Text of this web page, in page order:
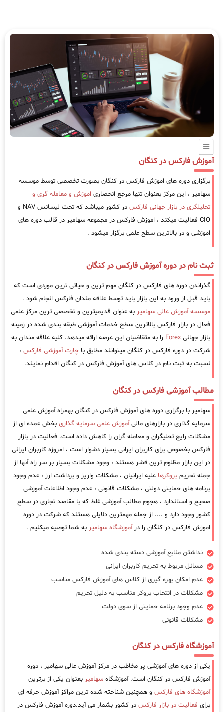
آموزش فارکس در کنگان
برگزاری دوره های اموزش فارکس در کنگان بصورت تخصصی توسط موسسه
سهامیر ، این مرکز بعنوان تنها مرجع انحصاری اموزش و معامله گری و
تحلیلگری در بازار جهانی فارکس
در کشور میباشد که تحت لیسانس NAV و
CIO فعالیت میکند ، اموزش فارکس در مجموعه سهامیر در قالب دوره های
اموزشی و در بالاترین سطح علمی برگزار میشود .
ثبت نام در دوره آموزش فارکس در کنگان
گذراندن دوره های فارکس در کنگان مهم ترین و حیاتی ترین موردی است که
باید قبل از ورود به این بازار باید توسط علاقه مندان فارکس انجام شود .
موسسه آموزش عالی سهامیر به عنوان قدیمیترین و تخصصی ترین مرکز علمی
فعال در بازار فارکس بالاترین سطح خدمات آموزشی طبقه بندی شده در زمینه
بازار جهانی Forex را به متقاضیان این عرصه ارائه میدهد. کلیه علاقه مندان به
شرکت در دوره فارکس در کنگان میتوانند مطابق با چارت آموزشی فارکس ،
نسبت به ثبت نام در کلاس های آموزش فارکس در کنگان اقدام نمایند.
مطالب آموزشی فارکس در کنگان
سهامیر با برگزاری دوره های آموزش فارکس در کنگان بهمراه آموزش علمی
سرمایه گذاری در بازارهای مالیآموزش علمی سرمایه گذاری بخش عمده ای از
مشکلات رایج تحلیگران و معامله گران را کاهش داده است. فعالیت در بازار
فارکس بخصوص برای کاربران ایرانی بسیار دشوار است ، امروزه کاربران ایرانی
در این بازار مظلوم ترین قشر هستند ، وجود مشکلات بسیار بر سر راه آنها از
جمله تحریم بروکرها علیه ایرانیان ، مشکلات واریز و برداشت ارز ، عدم وجود
برنامه های حمایتی دولتی ، مشکلات قانونی ، عدم وجود اطلاعات آموزشی
صحیح و استاندارد ، هجوم مطالب آموزشی غلط که با مقاصد تجاری در سطح
کشور وجود دارد و .... از جمله مهمترین دلایلی هستند که شرکت در دوره
اموزش فارکس در کنگان را درآموزشگاه سهامیر به شما توصیه میکنیم .
نداشتن منابع آموزشی دسته بندی شده
مسائل مربوط به تحریم کاربران ایرانی
عدم امکان بهره گیری از کلاس های آموزش فارکس مناسب
مشکلات در انتخاب بروکر مناسب به دلیل تحریم
عدم وجود برنامه حمایتی از سوی دولت
مشکلات قانونی
آموزشگاه فارکس در کنگان
یکی از دوره های آموزشی پر مخاطب در مرکز آموزش عالی سهامیر ، دوره
آموزش فارکس در کنگان است. آموزشگاه سهامیر بعنوان یکی از برترین
آموزشگاه های فارکس و همچنین شناخته شده ترین مراکز آموزش حرفه ای
برای فعالیت در بازار فارکس در کشور بشمار می آید.دوره آموزش فارکس در